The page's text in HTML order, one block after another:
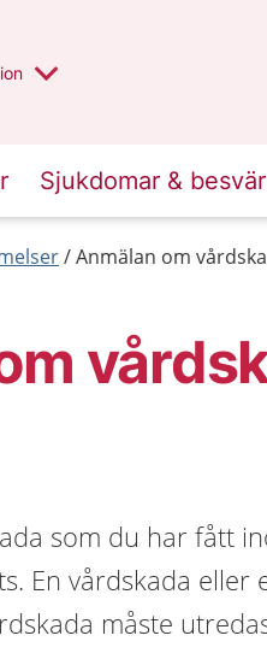
region
Sjukdomar & besvär
Anmälan om
som du har fått
En vårdskada eller
måste